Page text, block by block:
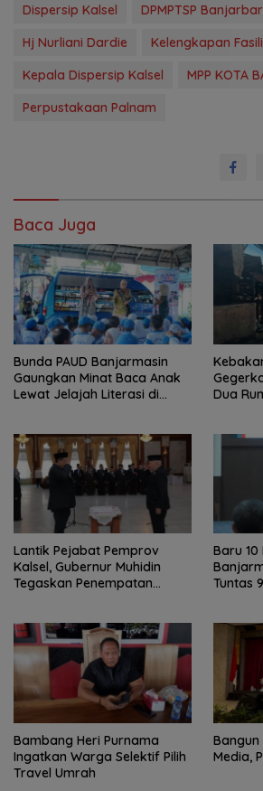
Dispersip Kalsel
DPMPTSP
Hj Nurliani Dardie
Kelengkapan
Kepala Dispersip Kalsel
MPP KOTA
Perpustakaan Palnam
Baca Juga
Bunda PAUD Banjarmasin
Gaungkan Minat Baca Anak
Lewat Jelajah Literasi di
Dua
Lantik Pejabat Pemprov
Kalsel, Gubernur Muhidin
Tegaskan Penempatan
Baru 10
Tuntas
Bambang Heri Purnama
Ingatkan Warga Selektif Pilih
Travel Umrah
Bangun
Media,